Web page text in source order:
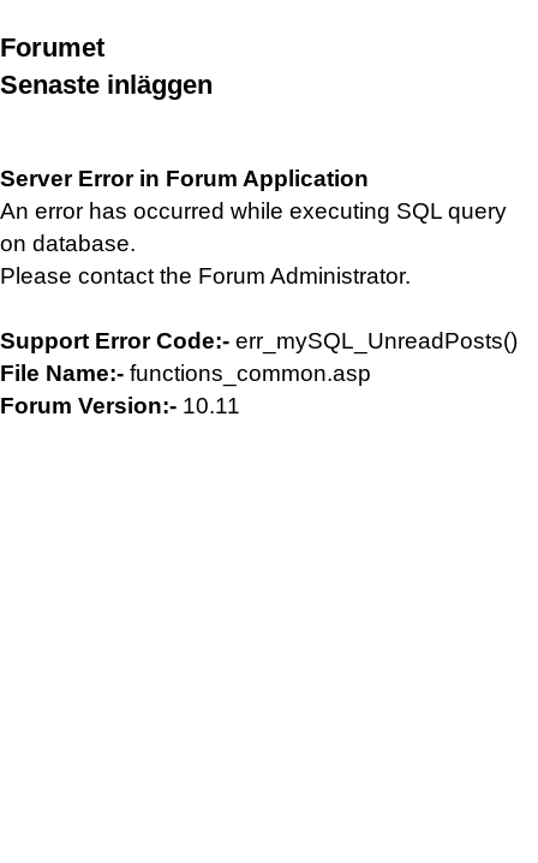
Forumet
Senaste inläggen
Server Error in Forum Application
An error has occurred while executing SQL query
on database.
Please contact the Forum Administrator.
Support Error Code:- err_mySQL_UnreadPosts()
File Name:- functions_common.asp
Forum Version:- 10.11